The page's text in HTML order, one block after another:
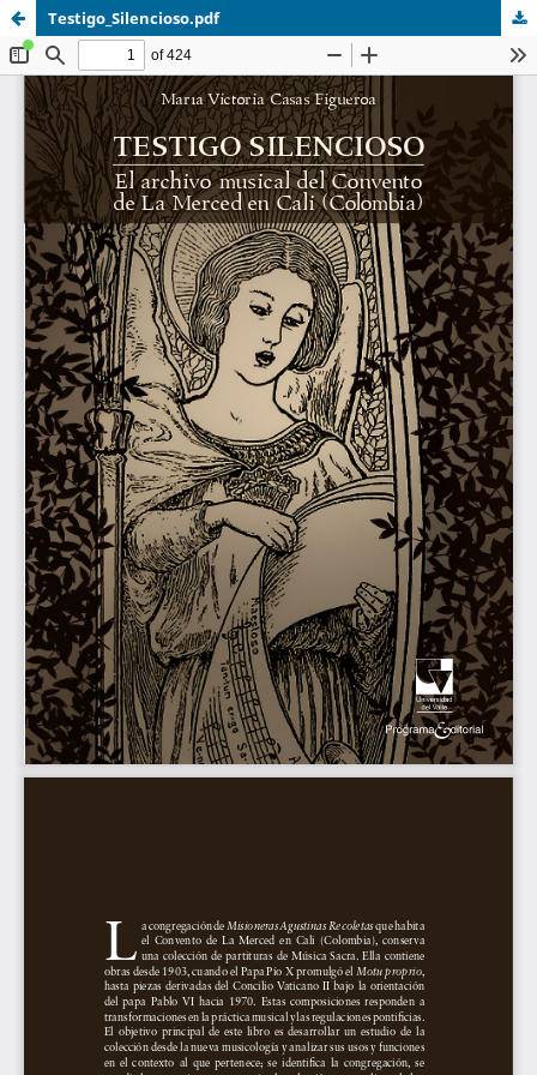
Testigo_Silencioso.pdf